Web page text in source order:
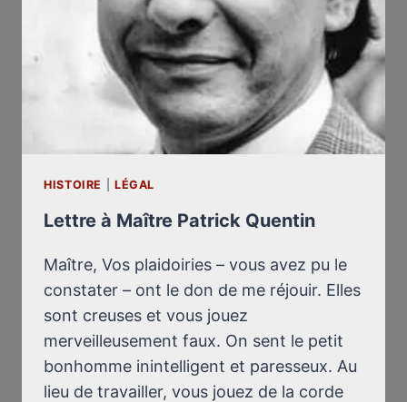
SHOAH
ET
BALDUR
VON
SCHIRACH
HISTOIRE LÉGAL
Lettre à Maître Patrick Quentin
Maître, Vos plaidoiries – vous avez pu le
constater – ont le don de me réjouir. Elles
sont creuses et vous jouez
merveilleusement faux. On sent le petit
bonhomme inintelligent et paresseux. Au
lieu de travailler, vous jouez de la corde